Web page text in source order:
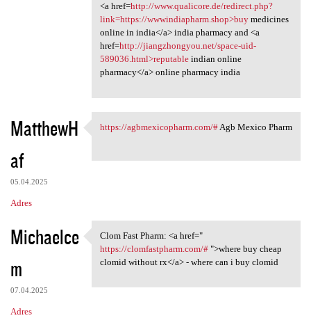
<a href=http://www.qualicore.de/redirect.php?
link=https://wwwindiapharm.shop>buymedicines
online in india</a> india pharmacy and <a
href=http://jiangzhongyou.net/space-uid-
589036.html>reputableindian online
pharmacy</a> online pharmacy india
MatthewH
af
05.04.2025
Adres
https://agbmexicopharm.com/#
https://agbmexicopharm.com/#Agb Mexico Pharm
Michaelce
m
07.04.2025
Adres
Clom Fast Pharm: <a href="
Clom Fast Pharm: <a href="
https://clomfastpharm.com/#">where buy cheap
clomid without rx</a> - where can i buy clomid